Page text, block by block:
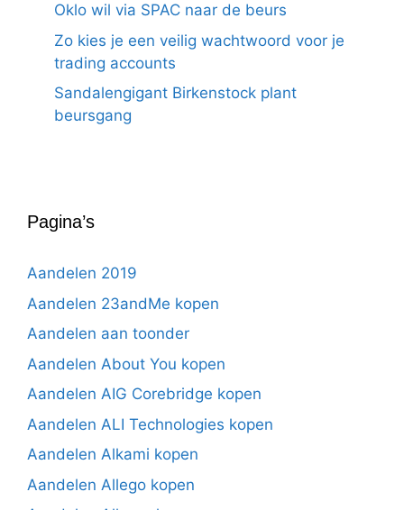
Oklo wil via SPAC naar de beurs
Zo kies je een veilig wachtwoord voor je
trading accounts
Sandalengigant Birkenstock plant
beursgang
Pagina’s
Aandelen 2019
Aandelen 23andMe kopen
Aandelen aan toonder
Aandelen About You kopen
Aandelen AIG Corebridge kopen
Aandelen ALI Technologies kopen
Aandelen Alkami kopen
Aandelen Allego kopen